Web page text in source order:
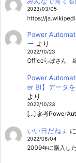
2023/03/05
https://
Power
ー より
2022/10/23
Officeらぼさん 紹
Power
er BI】データ
より
2022/10/23
[…] 参考
いい日だねぇ に
2022/06/04
2009年に購入し